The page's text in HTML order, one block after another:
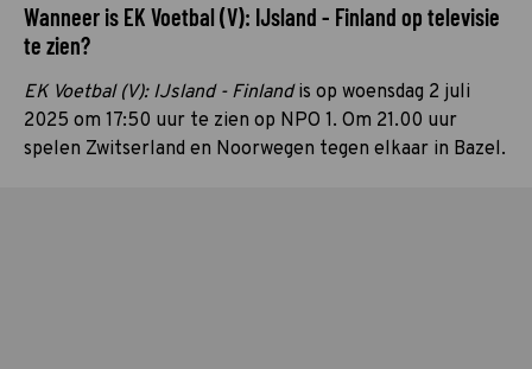
Wanneer is EK Voetbal (V): IJsland - Finland op televisie
te zien?
EK Voetbal (V): IJsland - Finlandis op woensdag 2 juli
2025 om 17:50 uur te zien op NPO 1. Om 21.00 uur
spelen Zwitserland en Noorwegen tegen elkaar in Bazel.